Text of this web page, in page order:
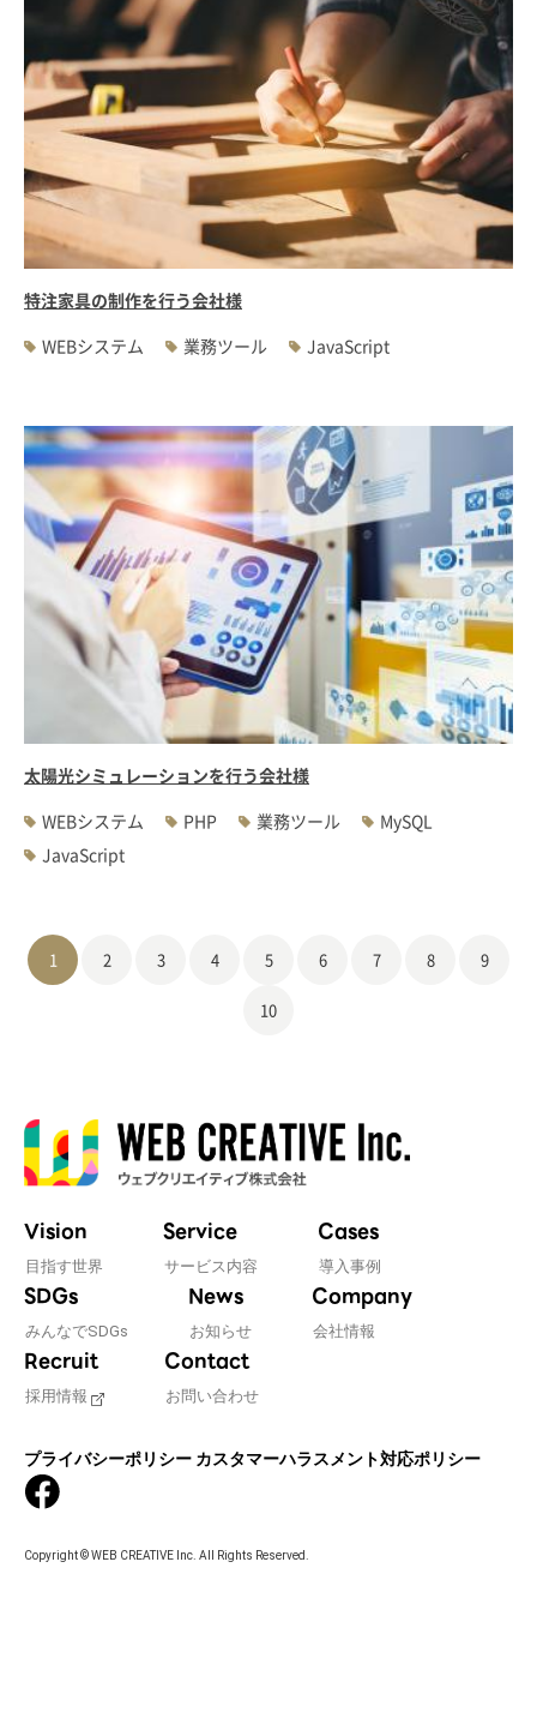
特注家具の制作を行う会社様
WEBシステム
業務ツール JavaScript
太陽光シミュレーションを行う会社様
WEBシステム
PHP 業務ツール
MySQL
JavaScript
1 2 3 4 5 6 7 8 9
10
Vision
目指す世界
Service
サービス内容
Cases
導入事例
SDGs
みんなでSDGs
News
お知らせ
Company
会社情報
Recruit
採用情報
Contact
お問い合わせ
プライバシーポリシー カスタマーハラスメント対応ポリシー
Copyright © WEB CREATIVE Inc. All Rights Reserved.